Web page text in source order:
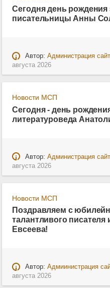
Сегодня день рождения
писательницы Анны
Автор: Администрация
августа 2026
Новости МСП
Сегодня - день
литературоведа
Автор: Администрация
августа 2026
Новости МСП
Поздравляем с
талантливого писателя
Евсеева!
Автор: Адмиинистрация
августа 2026